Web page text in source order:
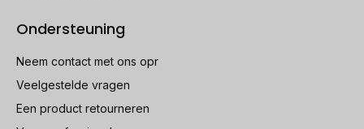
Ondersteuning
Neem contact met ons opr
Veelgestelde vragen
Een product retourneren